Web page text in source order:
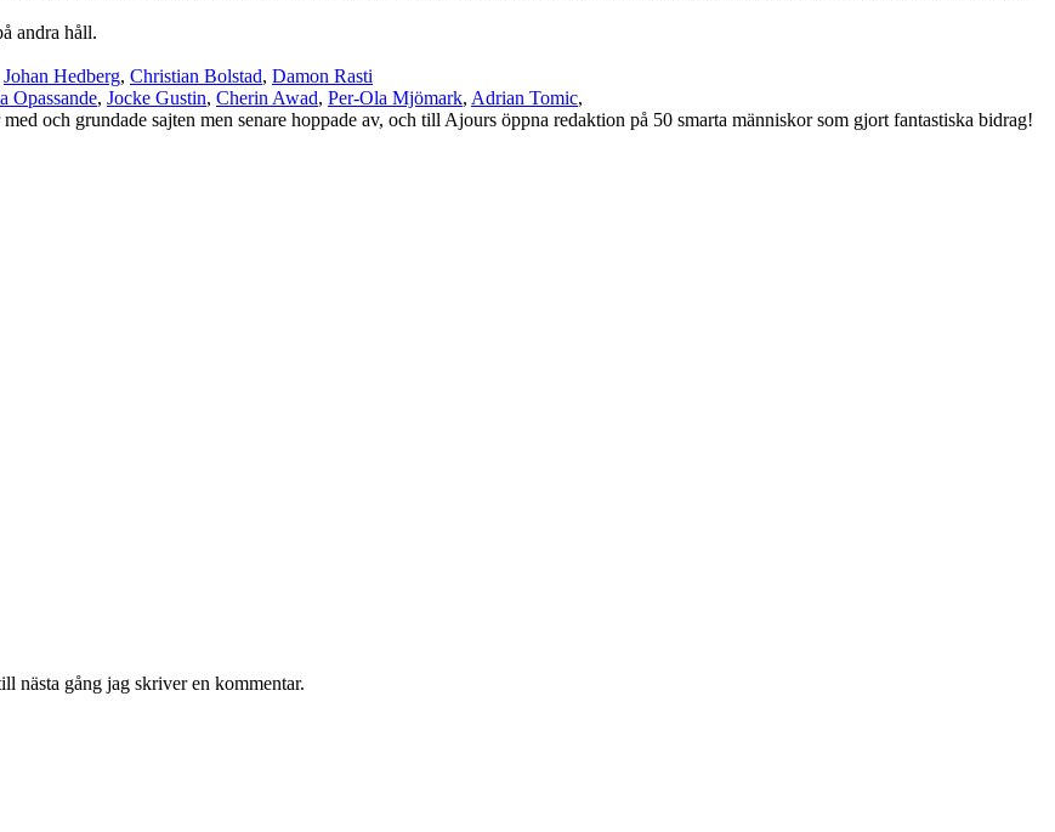
andra håll.
Johan Hedberg, Christian Bolstad, Damon Rasti
Opassande, Jocke Gustin, Cherin Awad, Per-Ola Mjömark, Adrian Tomic,
med och grundade sajten men senare hoppade av, och till Ajours öppna redaktion på 50 smarta människor som gjort fantastiska bidrag!
nästa gång jag skriver en kommentar.